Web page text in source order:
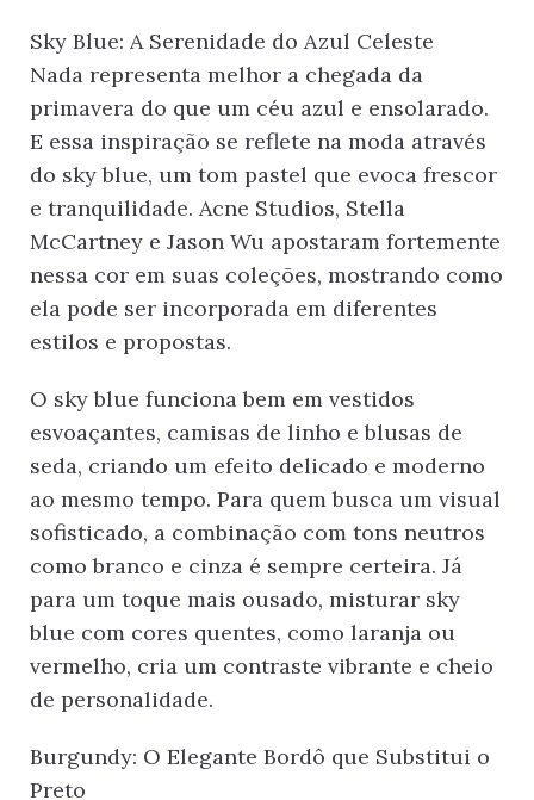
Sky Blue: A Serenidade do Azul Celeste
Nada representa melhor a chegada da
primavera do que um céu azul e ensolarado.
E essa inspiração se reflete na moda através
do sky blue, um tom pastel que evoca frescor
e tranquilidade. Acne Studios, Stella
McCartney e Jason Wu apostaram fortemente
nessa cor em suas coleções, mostrando como
ela pode ser incorporada em diferentes
estilos e propostas.
O sky blue funciona bem em vestidos
esvoaçantes, camisas de linho e blusas de
seda, criando um efeito delicado e moderno
ao mesmo tempo. Para quem busca um visual
sofisticado, a combinação com tons neutros
como branco e cinza é sempre certeira. Já
para um toque mais ousado, misturar sky
blue com cores quentes, como laranja ou
vermelho, cria um contraste vibrante e cheio
de personalidade.
Burgundy: O Elegante Bordô que Substitui o
Preto